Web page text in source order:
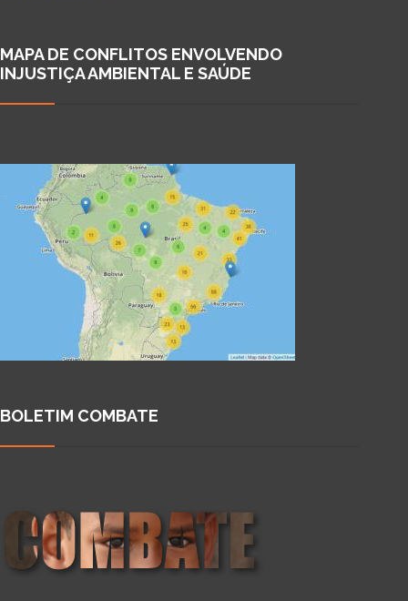
MAPA DE CONFLITOS ENVOLVENDO
INJUSTIÇA AMBIENTAL E SAÚDE
BOLETIM COMBATE